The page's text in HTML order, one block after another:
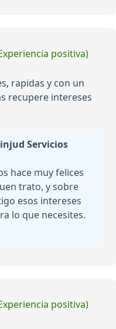
positiva)
rapidas y con un
recupere intereses
Servicios
hace muy felices
trato, y sobre
esos intereses
lo que necesites.
positiva)